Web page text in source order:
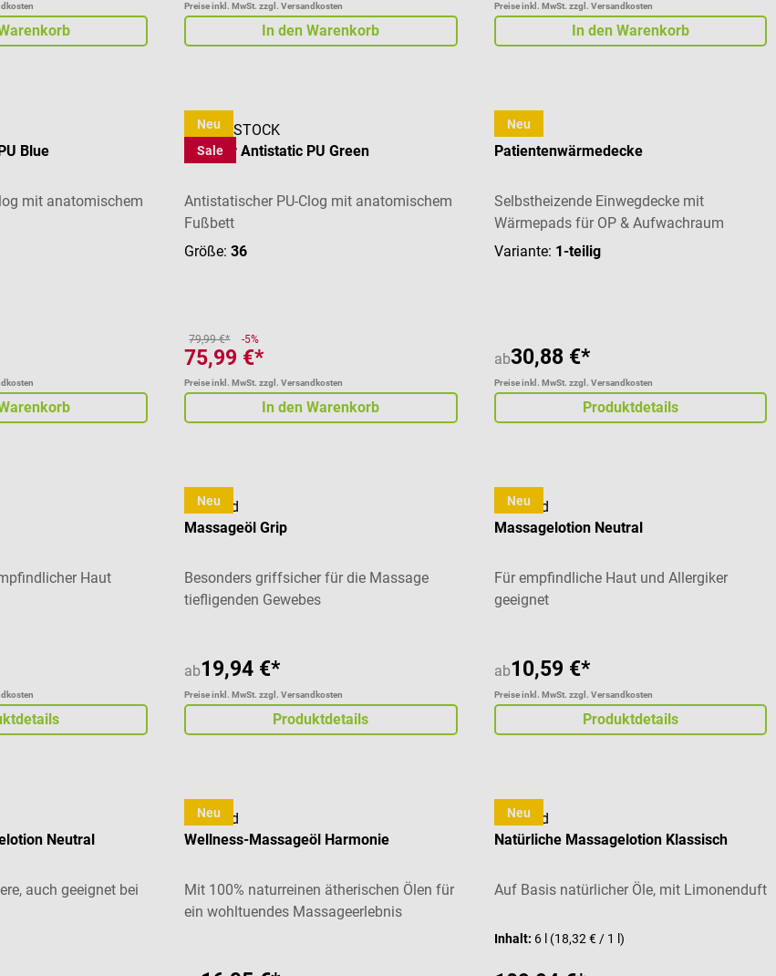
Preise inkl. MwSt. zzgl. Versandkosten
In den Warenkorb
Preise inkl. MwSt. zzgl. Versandkosten
In den Warenkorb
Blue
mit anatomischem
Neu
Sale
BIRKENSTOCK
Birki Air Antistatic PU Green
Antistatischer PU-Clog mit anatomischem
Fußbett
Größe:36
79,99 €* -5%
75,99 €*
Preise inkl. MwSt. zzgl. Versandkosten
In den Warenkorb
Neu
WBS
Patientenwärmedecke
Selbstheizende Einwegdecke mit
Wärmepads für OP & Aufwachraum
Variante: 1-teilig
ab30,88 €*
Preise inkl. MwSt. zzgl. Versandkosten
Produktdetails
Haut
Neu
cosiMed
Massageöl Grip
Besonders griffsicher für die Massage
tiefligenden Gewebes
ab19,94 €*
Preise inkl. MwSt. zzgl. Versandkosten
Produktdetails
Neu
cosiMed
Massagelotion Neutral
Für empfindliche Haut und Allergiker
geeignet
ab10,59 €*
Preise inkl. MwSt. zzgl. Versandkosten
Produktdetails
Neutral
auch geeignet bei
Neu
cosiMed
Wellness-Massageöl Harmonie
Mit 100% naturreinen ätherischen Ölen für
ein wohltuendes Massageerlebnis
Neu
cosiMed
Natürliche Massagelotion Klassisch
Auf Basis natürlicher Öle, mit Limonenduft
Inhalt: 6 l (18,32 € / 1 l)